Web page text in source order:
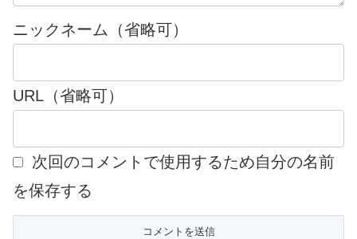
ニックネーム（省略可）
URL（省略可）
次回のコメントで使用するため自分の名前
を保存する